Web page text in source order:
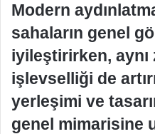
Modern
sahaların genel
iyileştirirken, aynı
işlevselliği de
yerleşimi ve
genel mimarisine